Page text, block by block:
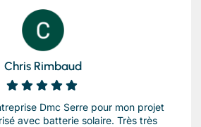
Chris Rimbaud
Dmc Serre pour mon projet
avec batterie solaire. Très très